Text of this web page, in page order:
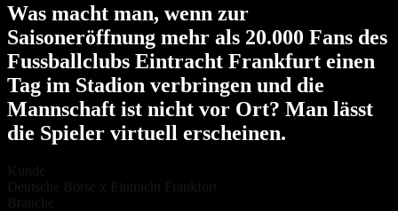
Was macht man, wenn zur
Saisoneröffnung mehr als 20.000 Fans des
Fussballclubs Eintracht Frankfurt einen
Tag im Stadion verbringen und die
Mannschaft ist nicht vor Ort? Man lässt
die Spieler virtuell erscheinen.